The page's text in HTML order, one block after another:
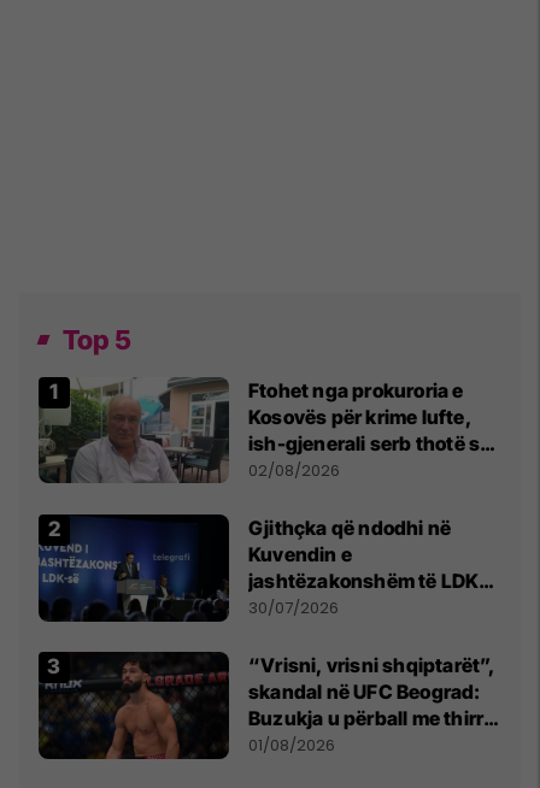
Top 5
Ftohet nga prokuroria e
Kosovës për krime lufte,
ish-gjenerali serb thotë se
dikush e tradhtoi në
02/08/2026
Gjithçka që ndodhi në
Kuvendin e
jashtëzakonshëm të LDK-
së
30/07/2026
“Vrisni, vrisni shqiptarët”,
skandal në UFC Beograd:
Buzukja u përball me thirrje
anti-shqiptare nga
01/08/2026